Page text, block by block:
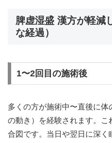
脾虚湿盛 漢方が軽減
な経過）
1〜2回目の施術後
多くの方が施術中〜直後に
の動き）を経験されます。こ
合図です。当日や翌日に深